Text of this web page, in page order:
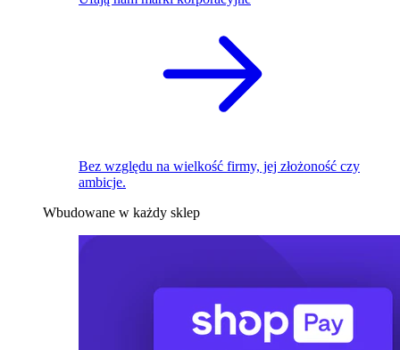
Bez względu na wielkość firmy, jej złożoność czy
ambicje.
Wbudowane w każdy sklep